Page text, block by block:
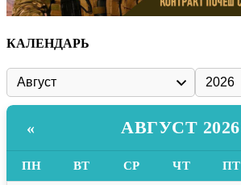
КАЛЕНДАРЬ
« АВГУСТ 2026
ПН ВТ СР ЧТ ПТ